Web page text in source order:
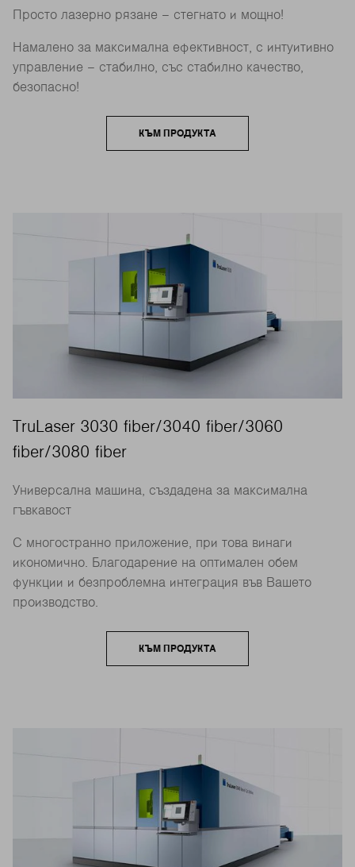
Просто лазерно рязане – стегнато и мощно!
Намалено за максимална ефективност, с интуитивно
управление – стабилно, със стабилно качество,
безопасно!
КЪМ ПРОДУКТА
TruLaser 3030 fiber/3040 fiber/3060
fiber/3080 fiber
Универсална машина, създадена за максимална
гъвкавост
С многостранно приложение, при това винаги
икономично. Благодарение на оптимален обем
функции и безпроблемна интеграция във Вашето
производство.
КЪМ ПРОДУКТА